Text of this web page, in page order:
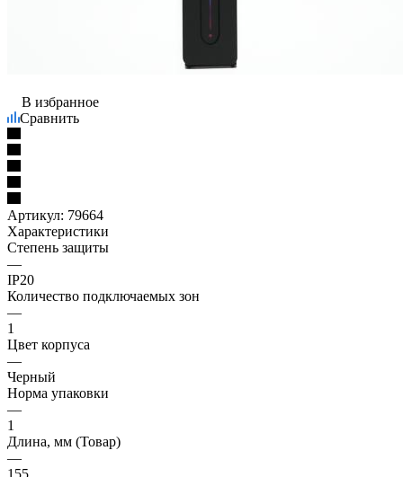
В избранное
Сравнить
Артикул: 79664
Характеристики
Степень защиты
—
IP20
Количество подключаемых зон
—
1
Цвет корпуса
—
Черный
Норма упаковки
—
1
Длина, мм (Товар)
—
155